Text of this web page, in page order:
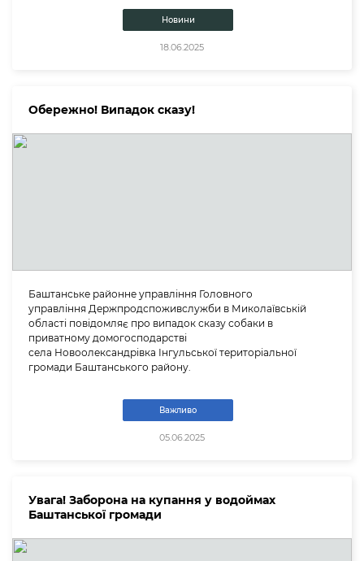
Новини
18.06.2025
Обережно! Випадок сказу!
Баштанське районне управління Головного
управління Держпродспоживслужби в Миколаївській
області повідомляє про випадок сказу собаки в
приватному домогосподарстві
села Новоолександрівка Інгульської територіальної
громади Баштанського району.
Важливо
05.06.2025
Увага! Заборона на купання у водоймах
Баштанської громади